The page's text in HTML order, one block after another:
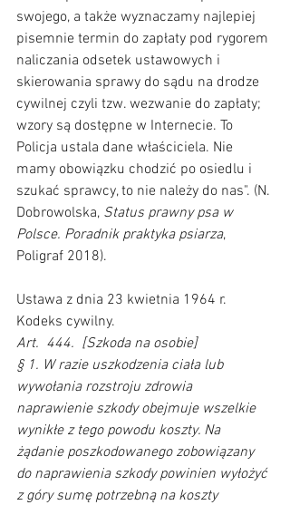
swojego, a także wyznaczamy najlepiej
pisemnie termin do zapłaty pod rygorem
naliczania odsetek ustawowych i
skierowania sprawy do sądu na drodze
cywilnej czyli tzw. wezwanie do zapłaty;
wzory są dostępne w Internecie. To
Policja ustala dane właściciela. Nie
mamy obowiązku chodzić po osiedlu i
szukać sprawcy, to nie należy do nas". (N.
Dobrowolska, Status prawny psa w
Polsce. Poradnik praktyka psiarza,
Poligraf 2018).
Ustawa z dnia 23 kwietnia 1964 r.
Kodeks cywilny.
Art.  444.  [Szkoda na osobie]
§ 1. W razie uszkodzenia ciała lub
wywołania rozstroju zdrowia
naprawienie szkody obejmuje wszelkie
wynikłe z tego powodu koszty. Na
żądanie poszkodowanego zobowiązany
do naprawienia szkody powinien wyłożyć
z góry sumę potrzebną na koszty